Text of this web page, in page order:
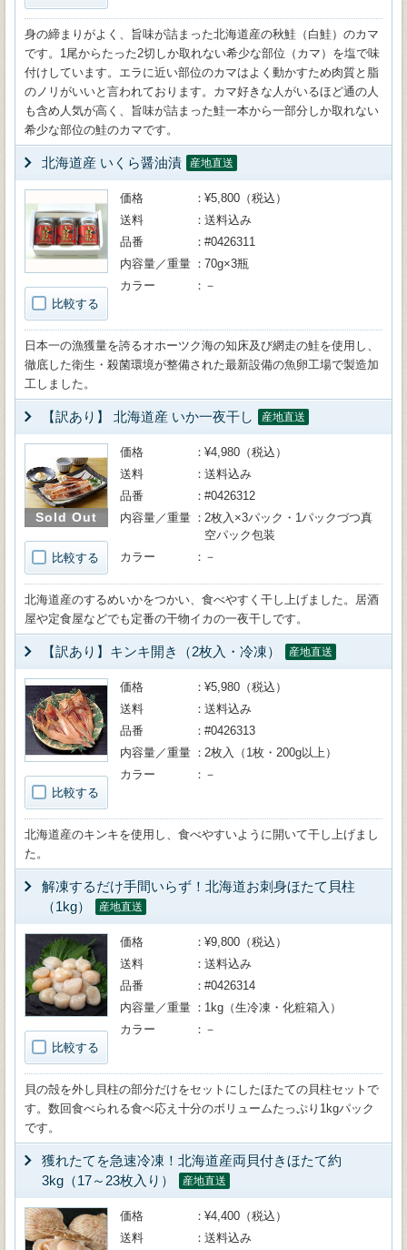
身の締まりがよく、旨味が詰まった北海道産の秋鮭（白鮭）のカマ
です。1尾からたった2切しか取れない希少な部位（カマ）を塩で味
付けしています。エラに近い部位のカマはよく動かすため肉質と脂
のノリがいいと言われております。カマ好きな人がいるほど通の人
も含め人気が高く、旨味が詰まった鮭一本から一部分しか取れない
希少な部位の鮭のカマです。
北海道産 いくら醤油漬 産地直送
比較する
価格
¥5,800（税込）
送料
送料込み
品番
#0426311
内容量／重量
70g×3瓶
カラー
－
日本一の漁獲量を誇るオホーツク海の知床及び網走の鮭を使用し、
徹底した衛生・殺菌環境が整備された最新設備の魚卵工場で製造加
工しました。
【訳あり】 北海道産 いか一夜干し 産地直送
Sold Out
比較する
価格
¥4,980（税込）
送料
送料込み
品番
#0426312
内容量／重量
2枚入×3パック・1パックづつ真
空パック包装
カラー
－
北海道産のするめいかをつかい、食べやすく干し上げました。居酒
屋や定食屋などでも定番の干物イカの一夜干しです。
【訳あり】キンキ開き（2枚入・冷凍） 産地直送
比較する
価格
¥5,980（税込）
送料
送料込み
品番
#0426313
内容量／重量
2枚入（1枚・200g以上）
カラー
－
北海道産のキンキを使用し、食べやすいように開いて干し上げまし
た。
解凍するだけ手間いらず！北海道お刺身ほたて貝柱
（1kg）
産地直送
比較する
価格
¥9,800（税込）
送料
送料込み
品番
#0426314
内容量／重量
1kg（生冷凍・化粧箱入）
カラー
－
貝の殻を外し貝柱の部分だけをセットにしたほたての貝柱セットで
す。数回食べられる食べ応え十分のボリュームたっぷり1kgパック
です。
獲れたてを急速冷凍！北海道産両貝付きほたて約
3kg（17～23枚入り）
産地直送
価格
¥4,400（税込）
送料
送料込み